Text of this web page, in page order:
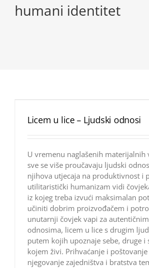
humani identitet
Licem u lice – Ljudski odnosi
U vremenu naglašenih materijalnih
sve se više proučavaju ljudski
njihova utjecaja na produktivnost i
utilitaristički humanizam vidi
iz kojeg treba izvući maksimalan
učiniti dobrim proizvođačem i
unutarnji čovjek vapi za
odnosima, licem u lice s drugim
putem kojih upoznaje sebe, druge i
kojem živi. Prihvaćanje i
njegovanje zajedništva i bratstva